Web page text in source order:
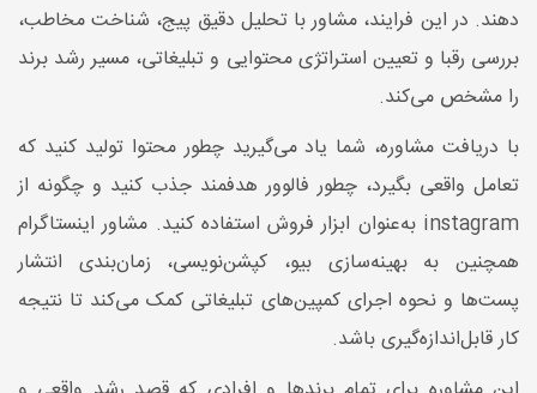
دهند. در این فرایند، مشاور با تحلیل دقیق پیج، شناخت مخاطب،
بررسی رقبا و تعیین استراتژی محتوایی و تبلیغاتی، مسیر رشد برند
را مشخص می‌کند.
با دریافت مشاوره، شما یاد می‌گیرید چطور محتوا تولید کنید که
تعامل واقعی بگیرد، چطور فالوور هدفمند جذب کنید و چگونه از
instagram به‌عنوان ابزار فروش استفاده کنید. مشاور اینستاگرام
همچنین به بهینه‌سازی بیو، کپشن‌نویسی، زمان‌بندی انتشار
پست‌ها و نحوه اجرای کمپین‌های تبلیغاتی کمک می‌کند تا نتیجه
کار قابل‌اندازه‌گیری باشد.